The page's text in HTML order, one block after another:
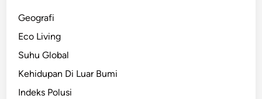
Geografi
Eco Living
Suhu Global
Kehidupan Di Luar Bumi
Indeks Polusi